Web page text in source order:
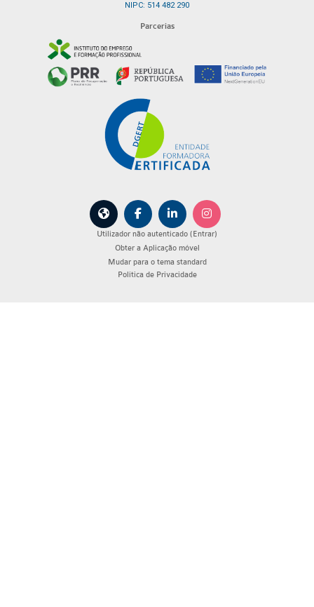
NIPC: 514 482 290
Parcerias
Utilizador não autenticado (Entrar)
Obter a Aplicação móvel
Mudar para o tema standard
Política de Privacidade